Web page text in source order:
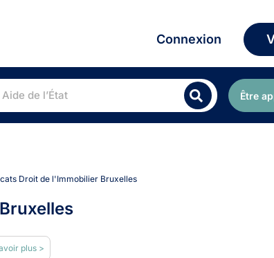
Connexion
Aide de l’État Être
Droit de l'Immobilier Bruxelles
plus >